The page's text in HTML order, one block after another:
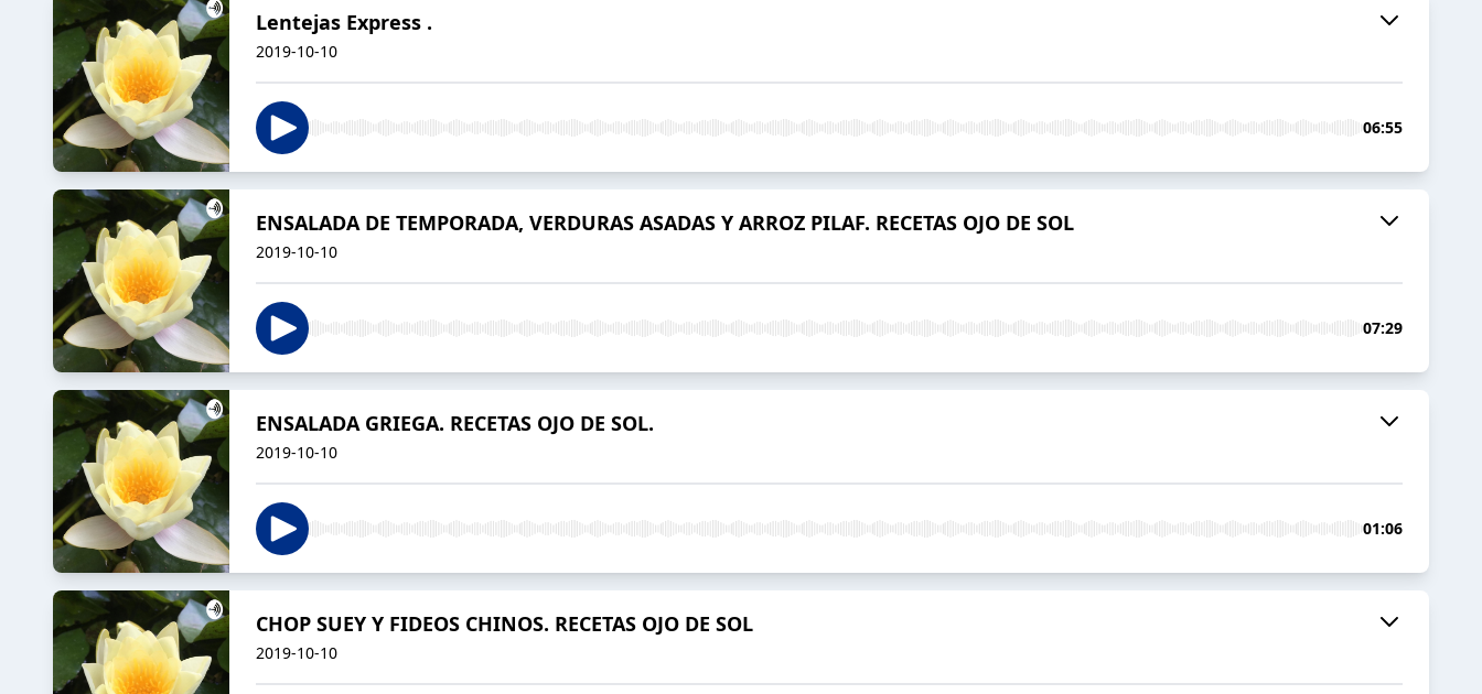
Lentejas Express .
2019-10-10
06:55
ENSALADA DE TEMPORADA, VERDURAS ASADAS Y ARROZ PILAF. RECETAS OJO DE SOL
2019-10-10
07:29
ENSALADA GRIEGA. RECETAS OJO DE SOL.
2019-10-10
01:06
CHOP SUEY Y FIDEOS CHINOS. RECETAS OJO DE SOL
2019-10-10